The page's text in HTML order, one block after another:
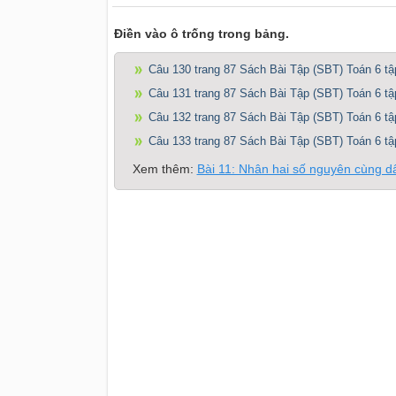
Điền vào ô trống trong bảng.
Câu 130 trang 87 Sách Bài Tập (SBT) Toán 6
Câu 131 trang 87 Sách Bài Tập (SBT) Toán 6
Câu 132 trang 87 Sách Bài Tập (SBT) Toán 6
Câu 133 trang 87 Sách Bài Tập (SBT) Toán 6
Xem thêm: Bài 11: Nhân hai số nguyên cùng